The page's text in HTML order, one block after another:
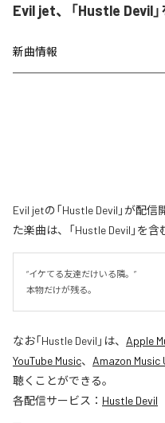
Evil jet、「Hustle Devil
新曲情報
Evil jetの「Hustle Devil」が配
た楽曲は、「Hustle Devil」を含
“イケてる友達だけいる隣。”
本物だけが残る。
なお「Hustle Devil 」は、 Apple
YouTube Music、 Amazon Music
聴くことができる。
各配信サービス： Hustle Devil